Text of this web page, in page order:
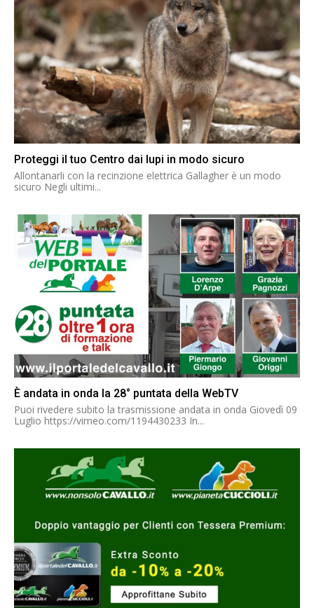
Proteggi il tuo Centro dai lupi in modo sicuro
Allontanarli con la recinzione elettrica Gallagher è un modo
sicuro Negli ultimi...
È andata in onda la 28° puntata della WebTV
Puoi rivedere subito la trasmissione andata in onda Giovedì 09
Luglio https://vimeo.com/1194430233 In...